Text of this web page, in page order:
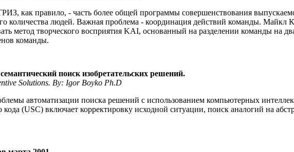
как правило, - часть более общей программы совершенствования
количества людей. Важная проблема - координация действий команды.
метод творческого восприятия KAI, основанный на разделении команды на
команды.
поиск изобретательских решений.
Solutions. By: Igor Boyko Ph.D
автоматизации поиска решений с использованием компьютерных
кода (USC) включает корректировку исходной ситуации, поиск аналогий на